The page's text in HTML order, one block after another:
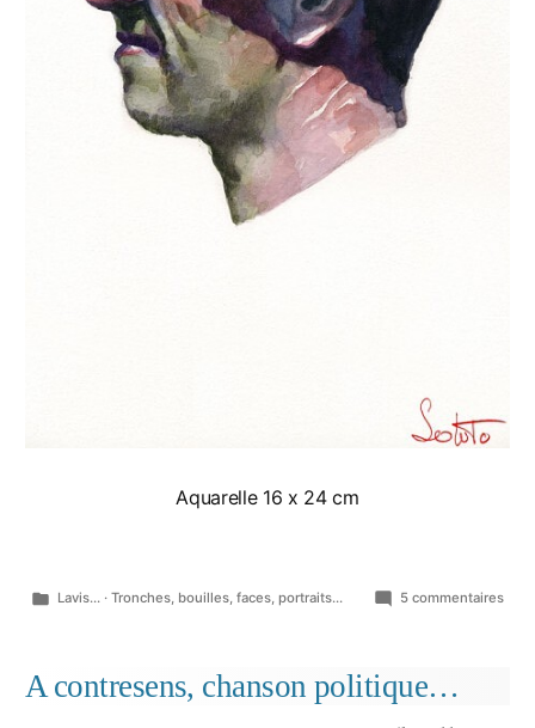
Aquarelle 16 x 24 cm
Publié
Lavis...· Tronches, bouilles, faces, portraits... 5 commentairessur
A contresens, chanson politique…